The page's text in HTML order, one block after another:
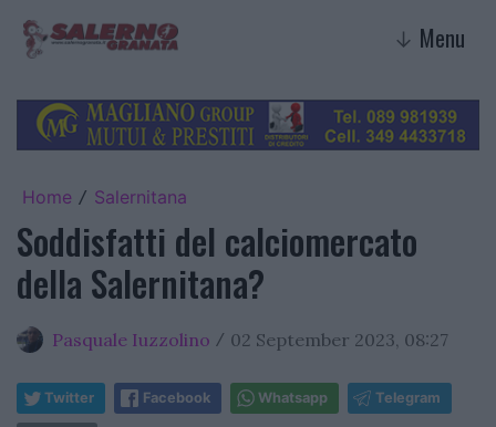
↓ Menu
Home / Salernitana
Soddisfatti del calciomercato
della Salernitana?
Pasquale Iuzzolino / 02 September 2023, 08:27
Twitter Facebook Whatsapp Telegram